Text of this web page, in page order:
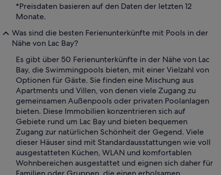
*Preisdaten basieren auf den Daten der letzten 12
Monate.
Was sind die besten Ferienunterkünfte mit Pools in der
Nähe von Lac Bay?
Es gibt über 50 Ferienunterkünfte in der Nähe von Lac
Bay, die Swimmingpools bieten, mit einer Vielzahl von
Optionen für Gäste. Sie finden eine Mischung aus
Apartments und Villen, von denen viele Zugang zu
gemeinsamen Außenpools oder privaten Poolanlagen
bieten. Diese Immobilien konzentrieren sich auf
Gebiete rund um Lac Bay und bieten bequemen
Zugang zur natürlichen Schönheit der Gegend. Viele
dieser Häuser sind mit Standardausstattungen wie voll
ausgestatteten Küchen, WLAN und komfortablen
Wohnbereichen ausgestattet und eignen sich daher für